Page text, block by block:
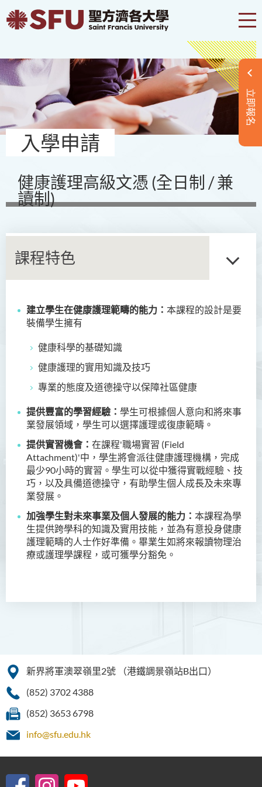
立即報名
入學申請
健康護理高級文憑 (全日制 / 兼
讀制)
課程特色
建立學生在健康護理範疇的能力： 本課程的設計是要
裝備學生擁有
健康科學的基礎知識
健康護理的實用知識及技巧
專業的態度及道德操守以保障社區健康
提供豐富的學習經驗： 學生可根據個人意向和將來事
業發展領域， 學生可以選擇護理或復康範疇。
提供實習機會： 在課程'職場實習 (Field
Attachment)'中，學生將會派往健康護理機構，完成
最少90小時的實習。學生可以從中獲得實戰經驗 、技
巧，以及具備道德操守，有助學生個人成長及未來專
業發展。
加強學生對未來事業及個人發展的能力： 本課程為學
生提供跨學科的知識及實用技能，並為有意投身健康
護理範疇的人士作好準備。畢業生如將來報讀物理治
療或護理學課程，或可獲學分豁免。
商務學副學士
人工智能及資訊通訊科技高
級文憑 (全日制/兼讀制)
普通科護理學高級文憑
普通科護理學高級文憑（課
程編號﹕HDEN-SWD）
健康護理高級文憑 (全日制 /
簡介
課程目標
課程資訊頻道
制)
新界將軍澳翠嶺里2號
（港鐵調景嶺站B出口）
(852) 3702 4388
(852) 3653 6798
info@sfu.edu.hk